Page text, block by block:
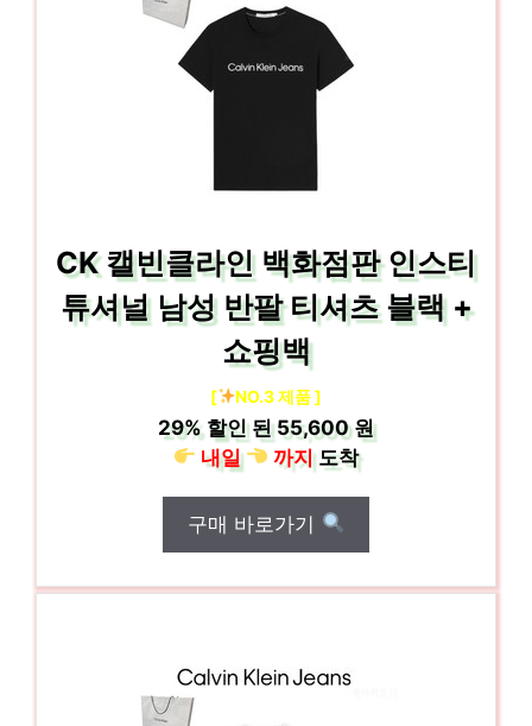
CK 캘빈클라인 백화점판 인스티
튜셔널 남성 반팔 티셔츠 블랙 +
쇼핑백
[ NO.3 제품 ]
29% 할인 된55,600 원
내일
까지도착
구매 바로가기